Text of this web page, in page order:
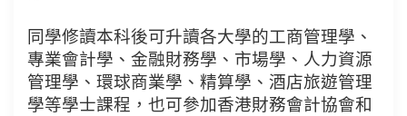
同學修讀本科後可升讀各大學的工商管理學、
專業會計學、金融財務學、市場學、人力資源
管理學、環球商業學、精算學、酒店旅遊管理
學等學士課程，也可參加香港財務會計協會和